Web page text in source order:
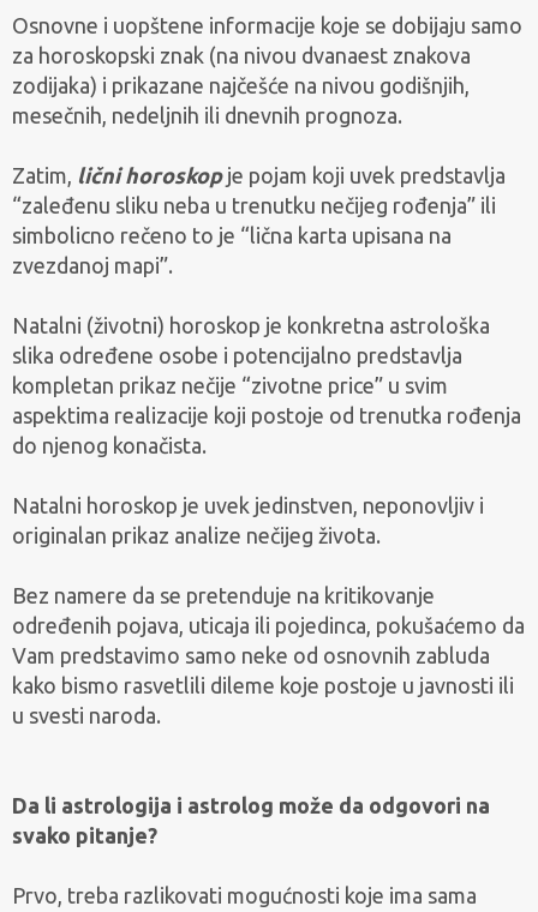
Osnovne i uopštene informacije koje se dobijaju samo
za horoskopski znak (na nivou dvanaest znakova
zodijaka) i prikazane najčešće na nivou godišnjih,
mesečnih, nedeljnih ili dnevnih prognoza.
Zatim, lični horoskop je pojam koji uvek predstavlja
“zaleđenu sliku neba u trenutku nečijeg rođenja” ili
simbolicno rečeno to je “lična karta upisana na
zvezdanoj mapi”.
Natalni (životni) horoskop je konkretna astrološka
slika određene osobe i potencijalno predstavlja
kompletan prikaz nečije “zivotne price” u svim
aspektima realizacije koji postoje od trenutka rođenja
do njenog konačista.
Natalni horoskop je uvek jedinstven, neponovljiv i
originalan prikaz analize nečijeg života.
Bez namere da se pretenduje na kritikovanje
određenih pojava, uticaja ili pojedinca, pokušaćemo da
Vam predstavimo samo neke od osnovnih zabluda
kako bismo rasvetlili dileme koje postoje u javnosti ili
u svesti naroda.
Da li astrologija i astrolog može da odgovori na
svako pitanje?
Prvo, treba razlikovati mogućnosti koje ima sama